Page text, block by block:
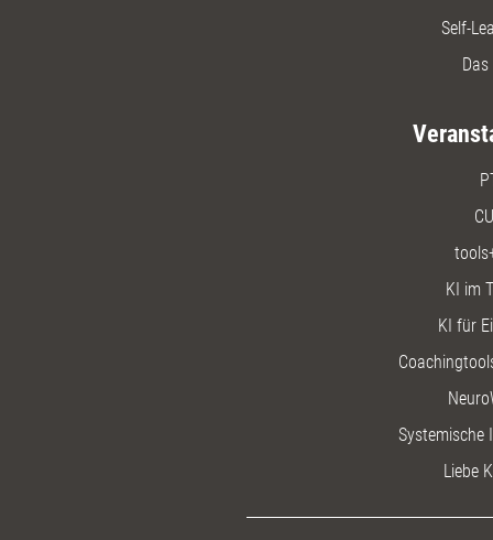
Self-
KI im
KI für
Systemische
Liebe